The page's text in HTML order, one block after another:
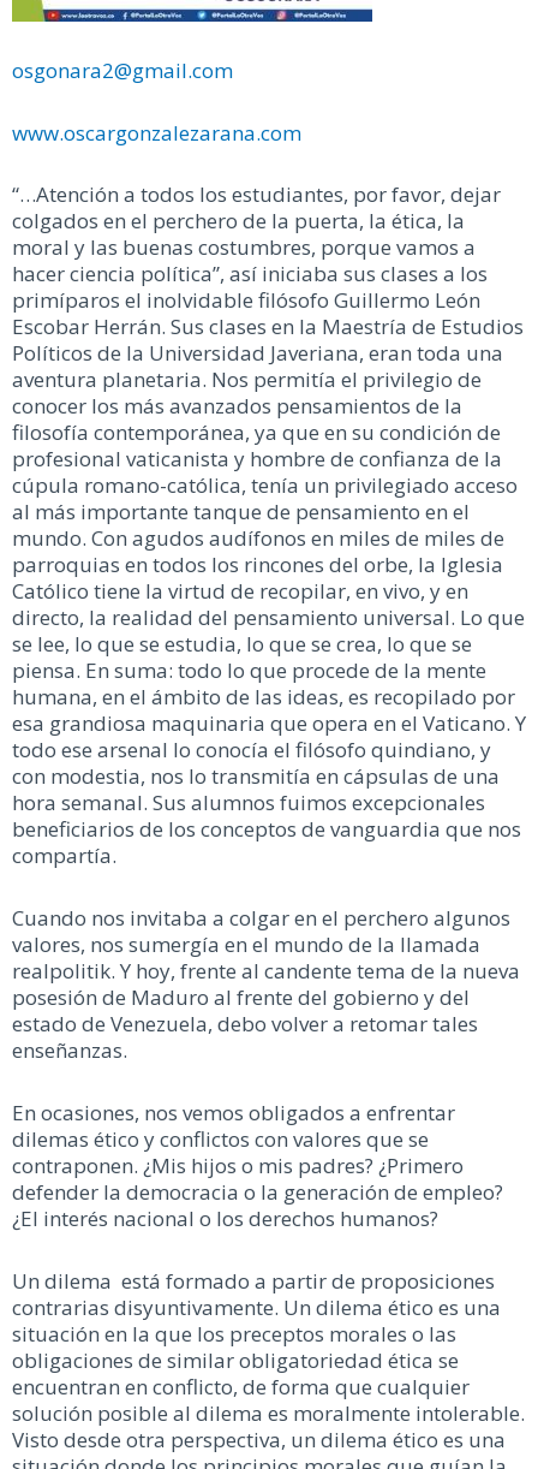
osgonara2@gmail.com
www.oscargonzalezarana.com
“…Atención a todos los estudiantes, por favor, dejar
colgados en el perchero de la puerta, la ética, la
moral y las buenas costumbres, porque vamos a
hacer ciencia política”, así iniciaba sus clases a los
primíparos el inolvidable filósofo Guillermo León
Escobar Herrán. Sus clases en la Maestría de Estudios
Políticos de la Universidad Javeriana, eran toda una
aventura planetaria. Nos permitía el privilegio de
conocer los más avanzados pensamientos de la
filosofía contemporánea, ya que en su condición de
profesional vaticanista y hombre de confianza de la
cúpula romano-católica, tenía un privilegiado acceso
al más importante tanque de pensamiento en el
mundo. Con agudos audífonos en miles de miles de
parroquias en todos los rincones del orbe, la Iglesia
Católico tiene la virtud de recopilar, en vivo, y en
directo, la realidad del pensamiento universal. Lo que
se lee, lo que se estudia, lo que se crea, lo que se
piensa. En suma: todo lo que procede de la mente
humana, en el ámbito de las ideas, es recopilado por
esa grandiosa maquinaria que opera en el Vaticano. Y
todo ese arsenal lo conocía el filósofo quindiano, y
con modestia, nos lo transmitía en cápsulas de una
hora semanal. Sus alumnos fuimos excepcionales
beneficiarios de los conceptos de vanguardia que nos
compartía.
Cuando nos invitaba a colgar en el perchero algunos
valores, nos sumergía en el mundo de la llamada
realpolitik. Y hoy, frente al candente tema de la nueva
posesión de Maduro al frente del gobierno y del
estado de Venezuela, debo volver a retomar tales
enseñanzas.
En ocasiones, nos vemos obligados a enfrentar
dilemas ético y conflictos con valores que se
contraponen. ¿Mis hijos o mis padres? ¿Primero
defender la democracia o la generación de empleo?
¿El interés nacional o los derechos humanos?
Un dilema está formado a partir de proposiciones
contrarias disyuntivamente. Un dilema ético es una
situación en la que los preceptos morales o las
obligaciones de similar obligatoriedad ética se
encuentran en conflicto, de forma que cualquier
solución posible al dilema es moralmente intolerable.
Visto desde otra perspectiva, un dilema ético es una